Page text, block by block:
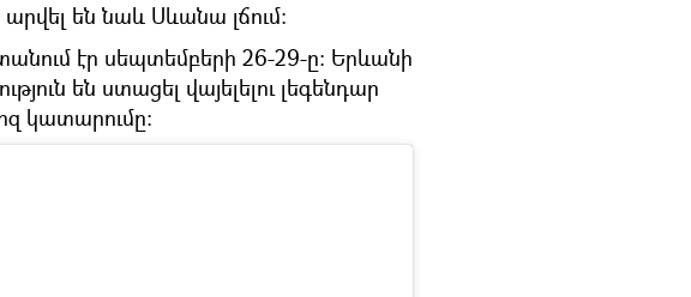
են նաև Սևանա լճում։
էր սեպտեմբերի 26-29-ը։ Երևանի
են ստացել վայելելու լեգենդար
կատարումը։